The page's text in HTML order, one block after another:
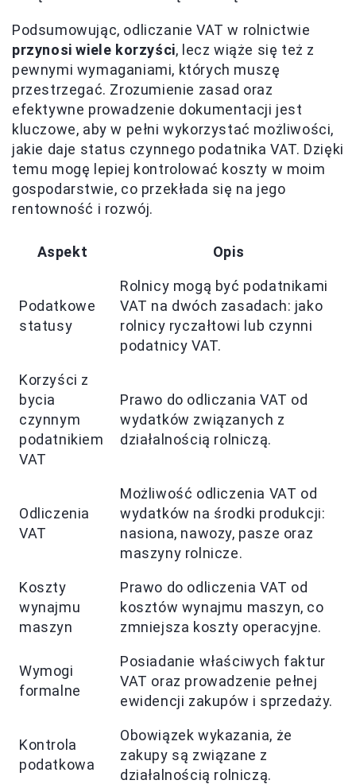
Podsumowując, odliczanie VAT w rolnictwie
przynosi wiele korzyści, lecz wiąże się też z
pewnymi wymaganiami, których muszę
przestrzegać. Zrozumienie zasad oraz
efektywne prowadzenie dokumentacji jest
kluczowe, aby w pełni wykorzystać możliwości,
jakie daje status czynnego podatnika VAT. Dzięki
temu mogę lepiej kontrolować koszty w moim
gospodarstwie, co przekłada się na jego
rentowność i rozwój.
Aspekt Opis
Podatkowe
statusy
Rolnicy mogą być podatnikami
VAT na dwóch zasadach: jako
rolnicy ryczałtowi lub czynni
podatnicy VAT.
Korzyści z
bycia
czynnym
podatnikiem
VAT
Prawo do odliczania VAT od
wydatków związanych z
działalnością rolniczą.
Odliczenia
VAT
Możliwość odliczenia VAT od
wydatków na środki produkcji:
nasiona, nawozy, pasze oraz
maszyny rolnicze.
Koszty
wynajmu
maszyn
Prawo do odliczenia VAT od
kosztów wynajmu maszyn, co
zmniejsza koszty operacyjne.
Wymogi
formalne
Posiadanie właściwych faktur
VAT oraz prowadzenie pełnej
ewidencji zakupów i sprzedaży.
Kontrola
podatkowa
Obowiązek wykazania, że
zakupy są związane z
działalnością rolniczą.